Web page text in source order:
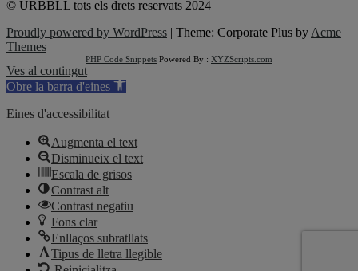
© URBBLL tots els drets reservats 2024
Proudly powered by WordPress | Theme: Corporate Plus by Acme
Themes
PHP Code Snippets Powered By : XYZScripts.com
Ves al contingut
Obre la barra d'eines
Eines d'accessibilitat
Augmenta el text
Disminueix el text
Escala de grisos
Contrast alt
Contrast negatiu
Fons clar
Enllaços subratllats
Tipus de lletra llegible